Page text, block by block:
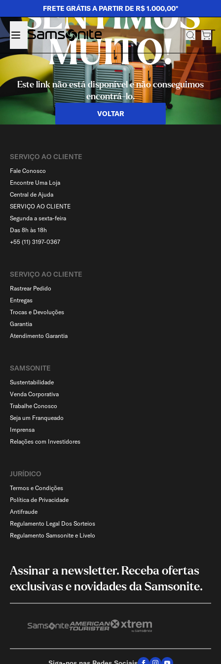
FRETE GRÁTIS A PARTIR DE R$ 1.000,00*
SENTIMOS
MUITO!
Este link não está disponível e não conseguimos
encontrá-lo.
VOLTAR
SERVIÇO AO CLIENTE​
Fale Conosco
Encontre Uma Loja
Central de Ajuda
SERVIÇO AO CLIENTE
Segunda a sexta-feira
Das 8h às 18h
+55 (11) 3197-0367
SERVIÇO AO CLIENTE​
Rastrear Pedido
Entregas
Trocas e Devoluções
Garantia
Atendimento Garantia
SAMSONITE
Sustentabilidade
Venda Corporativa
Trabalhe Conosco
Seja um Franqueado
Imprensa
Relações com Investidores
JURÍDICO
Termos e Condições
Política de Privacidade
Antifraude
Regulamento Legal Dos Sorteios
Regulamento Samsonite e Livelo
Assinar a newsletter. Receba ofertas
exclusivas e novidades da Samsonite.